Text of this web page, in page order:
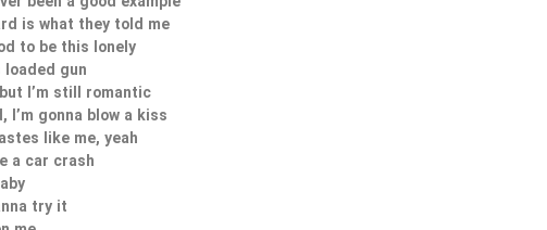
is what they told me
to be this lonely
gun
I’m still romantic
I’m gonna blow a kiss
like me, yeah
a car crash
try it